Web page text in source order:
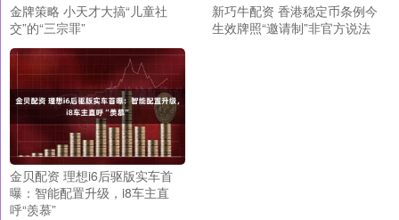
金牌策略 小天才大搞“儿童社
交”的“三宗罪”
新巧牛配资 香港稳定币条例今
生效牌照“邀请制”非官方说法
金贝配资 理想i6后驱版实车首
曝：智能配置升级，i8车主直
呼“羡慕”